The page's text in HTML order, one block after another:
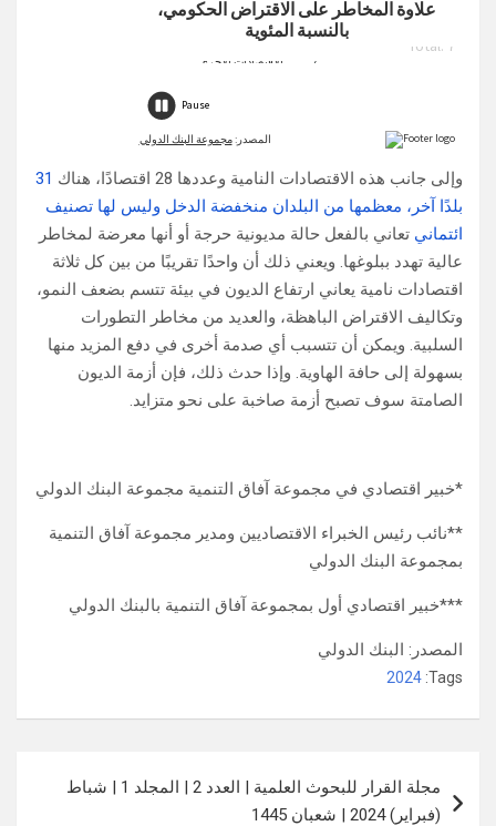
وإلى جانب هذه الاقتصادات النامية وعددها 28 اقتصادًا، هناك
31
بلدًا آخر، معظمها من البلدان منخفضة الدخل وليس لها تصنيف
ائتماني تعاني بالفعل حالة مديونية حرجة أو أنها معرضة لمخاطر
عالية تهدد ببلوغها. ويعني ذلك أن واحدًا تقريبًا من بين كل ثلاثة
اقتصادات نامية يعاني ارتفاع الديون في بيئة تتسم بضعف النمو،
وتكاليف الاقتراض الباهظة، والعديد من مخاطر التطورات
السلبية. ويمكن أن تتسبب أي صدمة أخرى في دفع المزيد منها
بسهولة إلى حافة الهاوية. وإذا حدث ذلك، فإن أزمة الديون
الصامتة سوف تصبح أزمة صاخبة على نحو متزايد.
*خبير اقتصادي في مجموعة آفاق التنمية مجموعة البنك الدولي
**نائب رئيس الخبراء الاقتصاديين ومدير مجموعة آفاق التنمية
بمجموعة البنك الدولي
***خبير اقتصادي أول بمجموعة آفاق التنمية بالبنك الدولي
المصدر: البنك الدولي
Tags:
2024
المقالات
مجلة القرار للبحوث العلمية | العدد 2 | المجلد 1 | شباط
(فبراير) 2024 | شعبان 1445